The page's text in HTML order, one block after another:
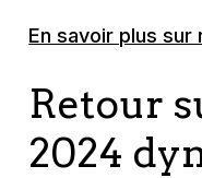
En savoir plus
Retour
2024